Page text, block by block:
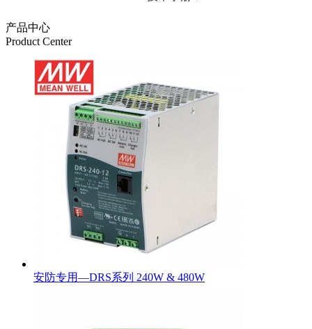
产品中心
Product Center
安防专用—DRS系列 240W & 480W